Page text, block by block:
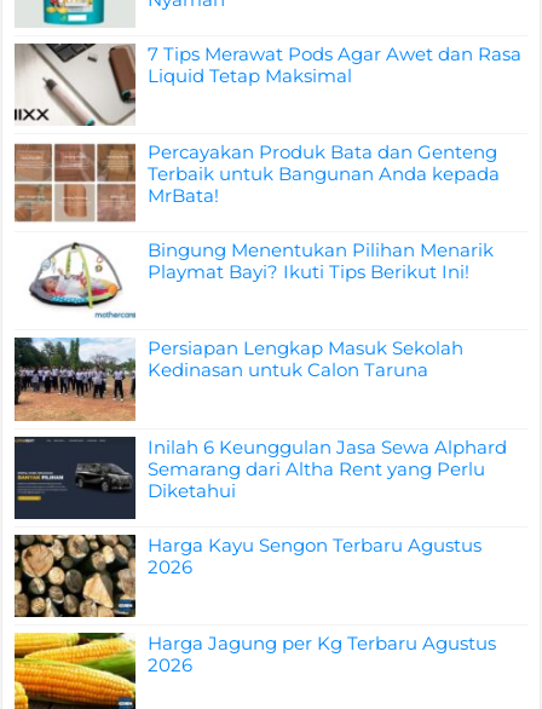
7 Tips Merawat Pods Agar Awet dan Rasa
Liquid Tetap Maksimal
Percayakan Produk Bata dan Genteng
Terbaik untuk Bangunan Anda kepada
MrBata!
Bingung Menentukan Pilihan Menarik
Playmat Bayi? Ikuti Tips Berikut Ini!
Persiapan Lengkap Masuk Sekolah
Kedinasan untuk Calon Taruna
Inilah 6 Keunggulan Jasa Sewa Alphard
Semarang dari Altha Rent yang Perlu
Diketahui
Harga Kayu Sengon Terbaru Agustus
2026
Harga Jagung per Kg Terbaru Agustus
2026